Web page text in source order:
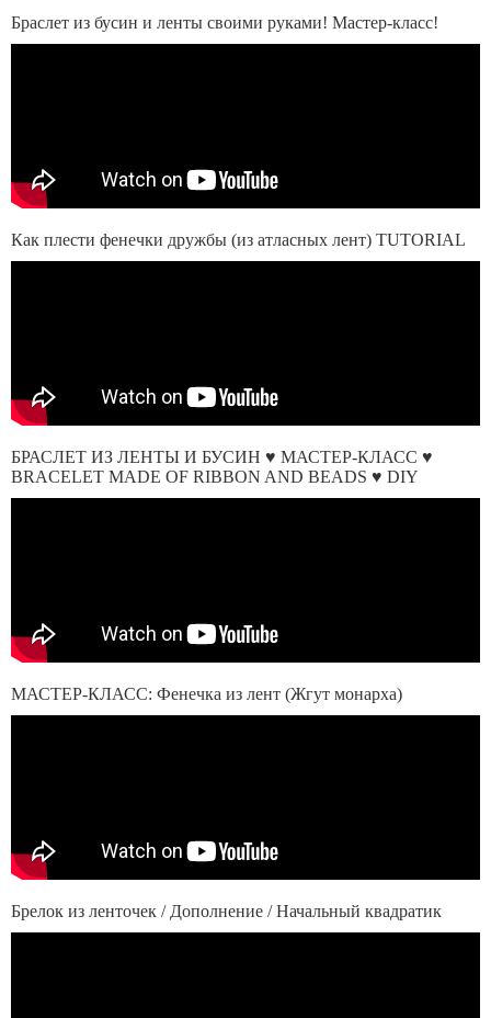
Браслет из бусин и ленты своими руками! Мастер-класс!
Как плести фенечки дружбы (из атласных лент) TUTORIAL
БРАСЛЕТ ИЗ ЛЕНТЫ И БУСИН ♥ МАСТЕР-КЛАСС ♥
BRACELET MADE OF RIBBON AND BEADS ♥ DIY
МАСТЕР-КЛАСС: Фенечка из лент (Жгут монарха)
Брелок из ленточек / Дополнение / Начальный квадратик